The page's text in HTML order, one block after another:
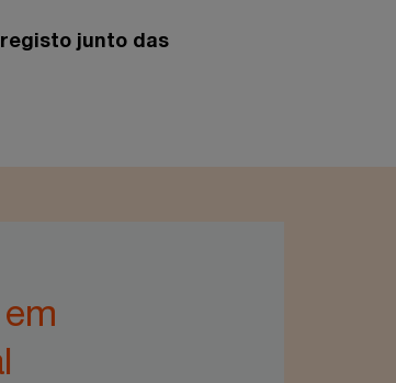
junto das